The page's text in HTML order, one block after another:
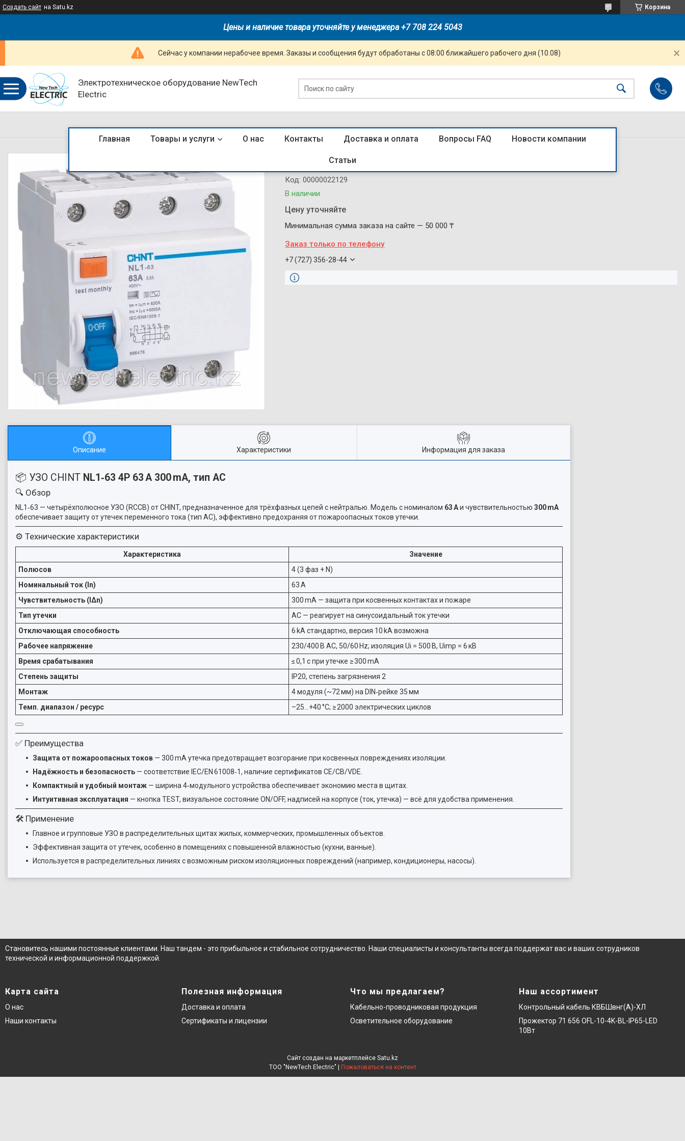
Создать сайт на Satu.kz Корзина
Цены и наличие товара уточняйте у менеджера +7 708 224 5043
Сейчас у компании нерабочее время. Заказы и сообщения будут обработаны с 08:00 ближайшего рабочего дня (10.08)
Электротехническое оборудование NewTech
Electric
Главная Товары и услуги О нас Контакты Доставка и оплата Вопросы FAQ Новости компании
Статьи
200231 УЗО NL1-63 6kA 4P 63A 300mA тип AC (R)4
В наличии
Код:00000022129
Цену уточняйте
Минимальная сумма заказа на сайте — 50 000 ₸
Заказ только по телефону
+7 (727) 356-28-44
Описание Характеристики Информация для заказа
📦 УЗО CHINT NL1‑63 4P 63 A 300 mA, тип AC
🔍 Обзор
NL1‑63 — четырёхполюсное УЗО (RCCB) от CHINT, предназначенное для трёхфазных цепей с нейтралью. Модель с номиналом 63 Aи чувствительностью 300 mA
обеспечивает защиту от утечек переменного тока (тип AC), эффективно предохраняя от пожароопасных токов утечки.
⚙️ Технические характеристики
Характеристика
Значение
Полюсов
4 (3 фаз + N)
Номинальный ток (In)
63 A
Чувствительность (IΔn)
300 mA — защита при косвенных контактах и пожаре
Тип утечки
AC — реагирует на синусоидальный ток утечки
Отключающая способность
6 kA стандартно, версия 10 kA возможна
Рабочее напряжение
230/400 В AC, 50/60 Hz; изоляция Ui = 500 В, Uimp = 6 кВ
Время срабатывания
≤ 0,1 с при утечке ≥ 300 mA
Степень защиты
IP20, степень загрязнения 2
Монтаж
4 модуля (~72 мм) на DIN‑рейке 35 мм
Темп. диапазон / ресурс
–25…+40 °C; ≥ 2000 электрических циклов
✅ Преимущества
Защита от пожароопасных токов — 300 mA утечка предотвращает возгорание при косвенных повреждениях изоляции.
Надёжность и безопасность — соответствие IEC/EN 61008‑1, наличие сертификатов CE/CB/VDE.
Компактный и удобный монтаж — ширина 4‑модульного устройства обеспечивает экономию места в щитах.
Интуитивная эксплуатация — кнопка TEST, визуальное состояние ON/OFF, надписей на корпусе (ток, утечка) — всё для удобства применения.
🛠 Применение
Главное и групповые УЗО в распределительных щитах жилых, коммерческих, промышленных объектов.
Эффективная защита от утечек, особенно в помещениях с повышенной влажностью (кухни, ванные).
Используется в распределительных линиях с возможным риском изоляционных повреждений (например, кондиционеры, насосы).
Становитесь нашими постоянные клиентами. Наш тандем - это прибыльное и стабильное сотрудничество. Наши специалисты и консультанты всегда поддержат вас и ваших сотрудников
технической и информационной поддержкой.
Карта сайта
О нас
Наши контакты
Полезная информация
Доставка и оплата
Сертификаты и лицензии
Что мы предлагаем?
Кабельно-проводниковая продукция
Осветительное оборудование
Наш ассортимент
Контрольный кабель КВБШвнг(А)-ХЛ
Прожектор 71 656 OFL-10-4K-BL-IP65-LED
10Вт
Сайт создан на маркетплейсе Satu.kz
ТОО "NewTech Electric" | Пожаловаться на контент